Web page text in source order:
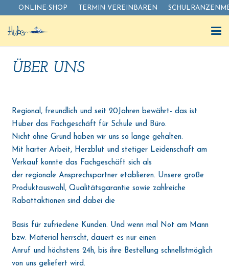
ONLINE-SHOP TERMIN VEREINBAREN
ÜBER UNS
Regional, freundlich und seit 20Jahren bewährt- das ist
Huber das Fachgeschäft für Schule und Büro.
Nicht ohne Grund haben wir uns so lange gehalten.
Mit harter Arbeit, Herzblut und stetiger Leidenschaft am
Verkauf konnte das Fachgeschäft sich als
der regionale Ansprechspartner etablieren. Unsere große
Produktauswahl, Qualitätsgarantie sowie zahlreiche
Rabattaktionen sind dabei die
Basis für zufriedene Kunden. Und wenn mal Not am Mann
bzw. Material herrscht, dauert es nur einen
Anruf und höchstens 24h, bis ihre Bestellung schnellstmöglich
von uns geliefert wird.